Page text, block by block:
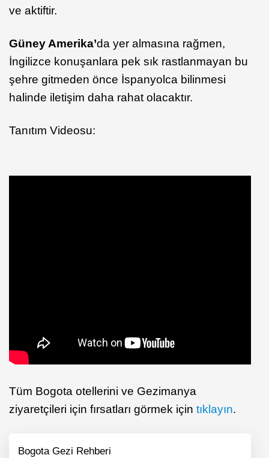
ve aktiftir.
Güney Amerika’da yer almasına rağmen,
İngilizce konuşanlara pek sık rastlanmayan bu
şehre gitmeden önce İspanyolca bilinmesi
halinde iletişim daha rahat olacaktır.
Tanıtım Videosu:
Tüm Bogota otellerini ve Gezimanya
ziyaretçileri için fırsatları görmek için tıklayın.
Bogota Gezi Rehberi